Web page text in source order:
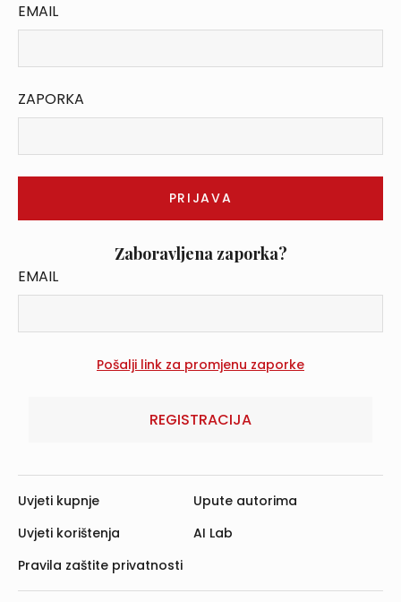
EMAIL
ZAPORKA
Zaboravljena zaporka?
EMAIL
REGISTRACIJA
Uvjeti kupnje
Uvjeti korištenja
Pravila zaštite privatnosti
Upute autorima
AI Lab